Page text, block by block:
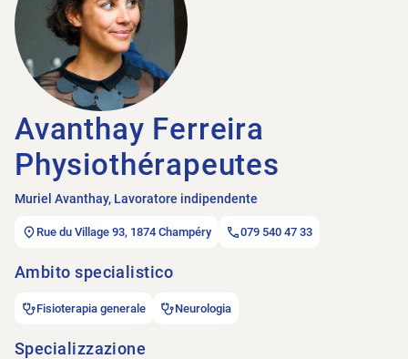
Avanthay Ferreira
Physiothérapeutes
Muriel Avanthay, Lavoratore indipendente
Rue du Village 93, 1874 Champéry 079 540 47 33
Ambito specialistico
Fisioterapia generale Neurologia
Specializzazione